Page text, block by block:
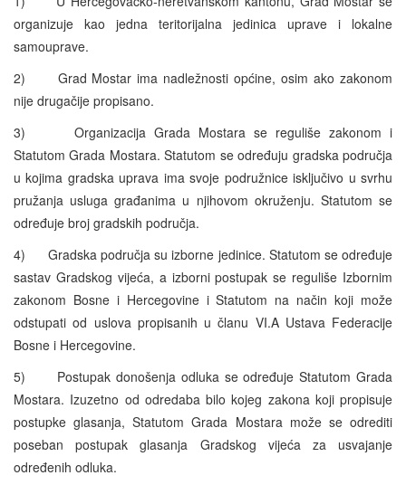
organizuje kao jedna teritorijalna jedinica uprave i lokalne
samouprave.
2) Grad Mostar ima nadležnosti općine, osim ako zakonom
nije drugačije propisano.
3) Organizacija Grada Mostara se reguliše zakonom i
Statutom Grada Mostara. Statutom se određuju gradska područja
u kojima gradska uprava ima svoje podružnice isključivo u svrhu
pružanja usluga građanima u njihovom okruženju. Statutom se
određuje broj gradskih područja.
4) Gradska područja su izborne jedinice. Statutom se određuje
sastav Gradskog vijeća, a izborni postupak se reguliše Izbornim
zakonom Bosne i Hercegovine i Statutom na način koji može
odstupati od uslova propisanih u članu VI.A Ustava Federacije
Bosne i Hercegovine.
5) Postupak donošenja odluka se određuje Statutom Grada
Mostara. Izuzetno od odredaba bilo kojeg zakona koji propisuje
postupke glasanja, Statutom Grada Mostara može se odrediti
poseban postupak glasanja Gradskog vijeća za usvajanje
određenih odluka.